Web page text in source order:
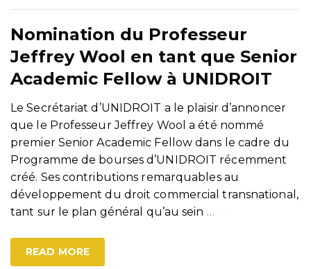
Nomination du Professeur
Jeffrey Wool en tant que Senior
Academic Fellow à UNIDROIT
Le Secrétariat d’UNIDROIT a le plaisir d’annoncer
que le Professeur Jeffrey Wool a été nommé
premier Senior Academic Fellow dans le cadre du
Programme de bourses d’UNIDROIT récemment
créé. Ses contributions remarquables au
développement du droit commercial transnational,
tant sur le plan général qu’au sein …
READ MORE